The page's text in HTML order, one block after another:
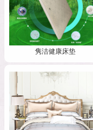
隽洁健康床垫